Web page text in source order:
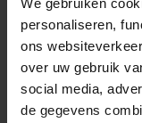
We gebruiken
personaliseren,
ons
over uw gebruik
social media,
de gegevens